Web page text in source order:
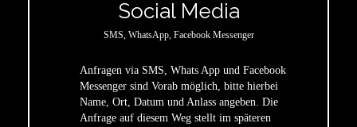
Social Media
SMS, WhatsApp, Facebook Messenger
Anfragen via SMS, Whats App und Facebook
Messenger sind Vorab möglich, bitte hierbei
Name, Ort, Datum und Anlass angeben. Die
Anfrage auf diesem Weg stellt im späteren